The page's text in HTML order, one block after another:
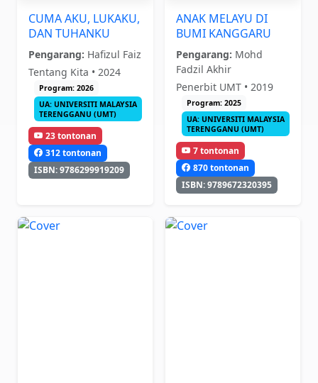
CUMA AKU, LUKAKU,
DAN TUHANKU
Pengarang: Hafizul Faiz
Tentang Kita • 2024
Program: 2026
UA: UNIVERSITI MALAYSIA
TERENGGANU (UMT)
23 tontonan
312 tontonan
ISBN: 9786299919209
ANAK MELAYU DI
BUMI KANGGARU
Pengarang: Mohd
Fadzil Akhir
Penerbit UMT • 2019
Program: 2025
UA: UNIVERSITI MALAYSIA
TERENGGANU (UMT)
7 tontonan
870 tontonan
ISBN: 9789672320395